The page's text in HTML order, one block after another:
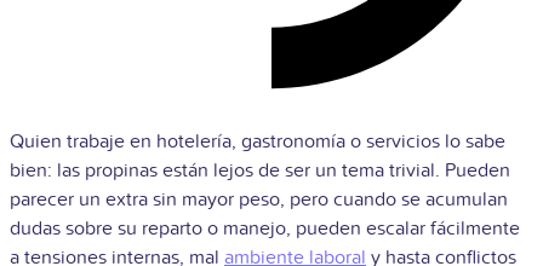
Quien trabaje en hotelería, gastronomía o servicios lo sabe
bien: las propinas están lejos de ser un tema trivial. Pueden
parecer un extra sin mayor peso, pero cuando se acumulan
dudas sobre su reparto o manejo, pueden escalar fácilmente
a tensiones internas, mal ambiente laboral y hasta conflictos